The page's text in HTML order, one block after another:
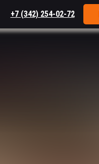
+7 (342) 254-02-72